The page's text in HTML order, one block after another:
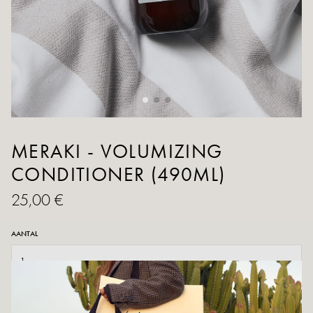
MERAKI - VOLUMIZING
CONDITIONER (490ML)
25,00 €
AANTAL
TOEVOEGEN AAN WINKELWAGEN